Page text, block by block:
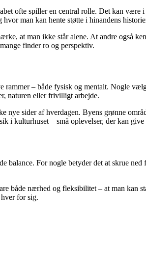
ofte spiller en central rolle. Det kan være
man kan hente støtte i hinandens
at man ikke står alene. At andre også
finder ro og perspektiv.
– både fysisk og mentalt. Nogle
naturen eller frivilligt arbejde.
nye sider af hverdagen. Byens grønne
i kulturhuset – små oplevelser, der kan
balance. For nogle betyder det at skrue
både nærhed og fleksibilitet – at man
for sig.